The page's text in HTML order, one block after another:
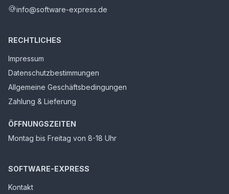
info@software-express.de
RECHTLICHES
Impressum
Datenschutzbestimmungen
Allgemeine Geschäftsbedingungen
Zahlung & Lieferung
ÖFFNUNGSZEITEN
Montag bis Freitag von 8-18 Uhr
SOFTWARE-EXPRESS
Kontakt